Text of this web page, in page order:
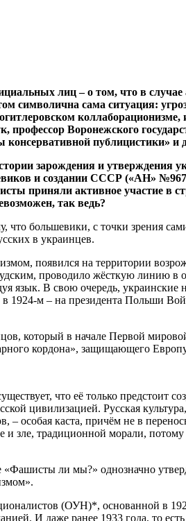
лиц – о том, что в
символична сама ситуация:
Воронежского
публицистики» и
зарождения и утверждения
и создании СССР («АН»
приняли активное участие
так ведь?
большевики, с точки зрения
в украинцев.
появился на территории
проводило жёсткую линию
язык. В свою очередь,
1924-м – на президента Польши
который в начале Первой
кордона», защищающего
что её только предстоит
цивилизацией. Русская
– особая каста, причём не в
зле, традиционной морали,
ли мы?» однозначно
(ОУН)*, основанной в
И даже ранее 1933 года, то